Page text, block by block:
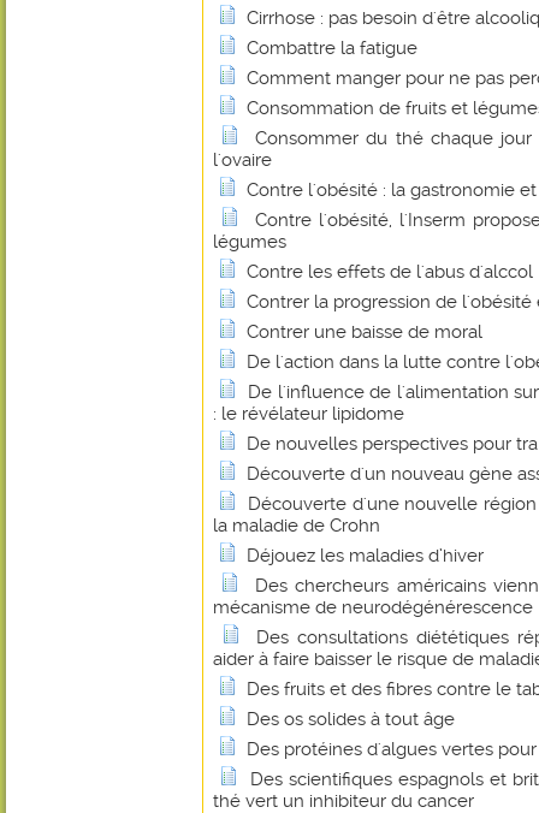
Cirrhose : pas besoin d'être
Combattre la fatigue
Comment manger pour ne pas
Consommation de fruits et
Consommer du thé chaque
l'ovaire
Contre l'obésité : la gastronomie
Contre l'obésité, l'Inserm
légumes
Contre les effets de l'abus d'alccol
Contrer la progression de l'obésité
Contrer une baisse de moral
De l'action dans la lutte contre
De l'influence de l'alimentation
: le révélateur lipidome
De nouvelles perspectives pour
Découverte d'un nouveau gène
Découverte d'une nouvelle
la maladie de Crohn
Déjouez les maladies d’hiver
Des chercheurs américains
mécanisme de
Des consultations diététiques
aider à faire baisser le risque de
Des fruits et des fibres contre le
Des os solides à tout âge
Des protéines d'algues vertes
Des scientifiques espagnols et
thé vert un inhibiteur du cancer